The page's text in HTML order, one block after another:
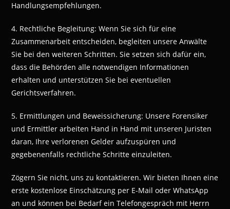
Handlungsempfehlungen.
4. Rechtliche Begleitung: Wenn Sie sich für eine
Zusammenarbeit entscheiden, begleiten unsere Anwälte
Sie bei den weiteren Schritten. Sie setzen sich dafür ein,
dass die Behörden alle notwendigen Informationen
erhalten und unterstützen Sie bei eventuellen
Gerichtsverfahren.
5. Ermittlungen und Beweissicherung: Unsere Forensiker
und Ermittler arbeiten Hand in Hand mit unseren Juristen
daran, Ihre verlorenen Gelder aufzuspüren und
gegebenenfalls rechtliche Schritte einzuleiten.
Zögern Sie nicht, uns zu kontaktieren. Wir bieten Ihnen eine
erste kostenlose Einschätzung per E-Mail oder WhatsApp
an und können bei Bedarf ein Telefongespräch mit Herrn